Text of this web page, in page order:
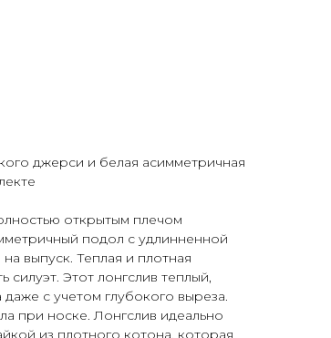
джерси и белая асимметричная
открытым плечом
подол с удлинненной
выпуск. Теплая и плотная
силуэт. Этот лонгслив теплый,
с учетом глубокого выреза.
при носке. Лонгслив идеально
из плотного котона, которая